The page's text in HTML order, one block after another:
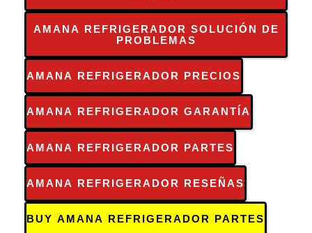
AMANA REFRIGERADOR SOLUCIÓN DE
PROBLEMAS
AMANA REFRIGERADOR PRECIOS
AMANA REFRIGERADOR GARANTÍA
AMANA REFRIGERADOR PARTES
AMANA REFRIGERADOR RESEÑAS
BUY AMANA REFRIGERADOR PARTES